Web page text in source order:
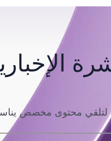
لتلقي محتوى مخصص